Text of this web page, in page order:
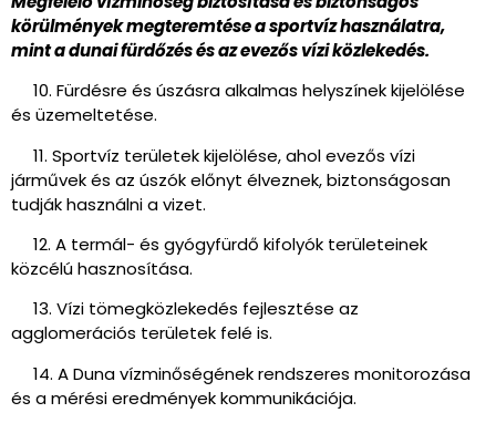
körülmények megteremtése a sportvíz használatra,
mint a dunai fürdőzés és az evezős vízi közlekedés.
10. Fürdésre és úszásra alkalmas helyszínek kijelölése
és üzemeltetése.
11. Sportvíz területek kijelölése, ahol evezős vízi
járművek és az úszók előnyt élveznek, biztonságosan
tudják használni a vizet.
12. A termál- és gyógyfürdő kifolyók területeinek
közcélú hasznosítása.
13. Vízi tömegközlekedés fejlesztése az
agglomerációs területek felé is.
14. A Duna vízminőségének rendszeres monitorozása
és a mérési eredmények kommunikációja.